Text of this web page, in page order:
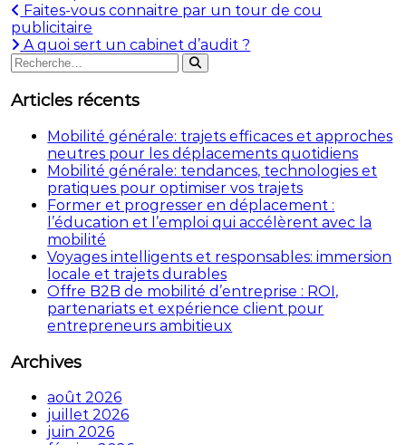
Navigation
de
l’article
Faites-vous connaitre par un tour de cou
publicitaire
A quoi sert un cabinet d’audit ?
Rechercher
Rechercher
Articles récents
Mobilité générale: trajets efficaces et approches
neutres pour les déplacements quotidiens
Mobilité générale: tendances, technologies et
pratiques pour optimiser vos trajets
Former et progresser en déplacement :
l’éducation et l’emploi qui accélèrent avec la
mobilité
Voyages intelligents et responsables: immersion
locale et trajets durables
Offre B2B de mobilité d’entreprise : ROI,
partenariats et expérience client pour
entrepreneurs ambitieux
Archives
août 2026
juillet 2026
juin 2026